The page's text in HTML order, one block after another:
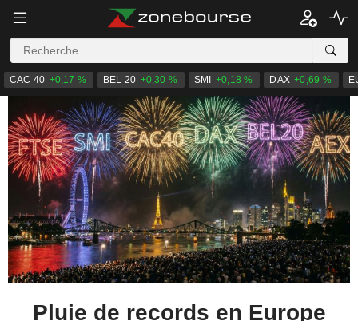
CAC 40 +0,17 % BEL 20 +0,30 % SMI +0,18 % DAX +0,69 %
Pluie de records en Europe